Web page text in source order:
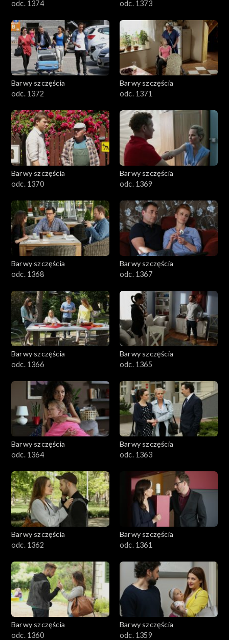
odc. 1374 odc. 1373
Barwy szczęścia
odc. 1372
Barwy szczęścia
odc. 1371
Barwy szczęścia
odc. 1370
Barwy szczęścia
odc. 1369
Barwy szczęścia
odc. 1368
Barwy szczęścia
odc. 1367
Barwy szczęścia
odc. 1366
Barwy szczęścia
odc. 1365
Barwy szczęścia
odc. 1364
Barwy szczęścia
odc. 1363
Barwy szczęścia
odc. 1362
Barwy szczęścia
odc. 1361
Barwy szczęścia
odc. 1360
Barwy szczęścia
odc. 1359